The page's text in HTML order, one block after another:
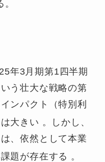
年3月期第1四半期
う壮大な戦略の第
ンパクト（特別利
大きい 。しかし、
、依然として本業
題が存在する 。